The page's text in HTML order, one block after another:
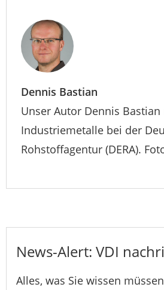
Dennis Bastian
Unser Autor Dennis
Industriemetalle bei der
Rohstoffagentur (DERA).
News-Alert: VDI
Alles, was Sie wissen